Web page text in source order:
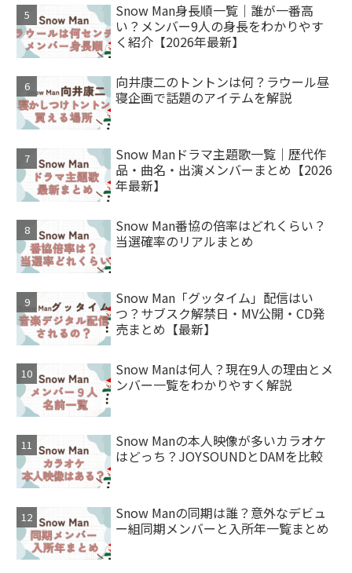
Snow Man身長順一覧｜誰が一番高
い？メンバー9人の身長をわかりやす
く紹介【2026年最新】
向井康二のトントンは何？ラウール昼
寝企画で話題のアイテムを解説
Snow Manドラマ主題歌一覧｜歴代作
品・曲名・出演メンバーまとめ【2026
年最新】
Snow Man番協の倍率はどれくらい？
当選確率のリアルまとめ
Snow Man「グッタイム」配信はい
つ？サブスク解禁日・MV公開・CD発
売まとめ【最新】
Snow Manは何人？現在9人の理由とメ
ンバー一覧をわかりやすく解説
Snow Manの本人映像が多いカラオケ
はどっち？JOYSOUNDとDAMを比較
Snow Manの同期は誰？意外なデビュ
ー組同期メンバーと入所年一覧まとめ